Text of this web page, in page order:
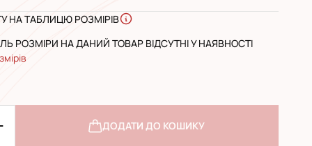
НА ТАБЛИЦЮ РОЗМІРІВ
РОЗМІРИ НА ДАНИЙ ТОВАР ВІДСУТНІ У НАЯВНОСТІ
ДОДАТИ ДО КОШИКУ